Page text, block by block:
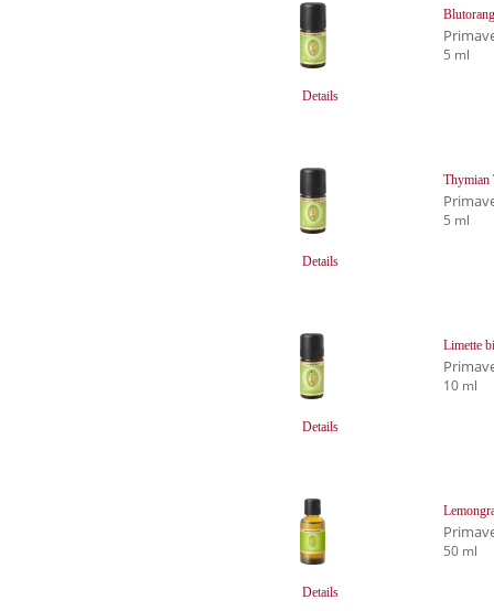
Details
5 ml
Details
Thymian
5 ml
Details
Limette
10 ml
Details
50 ml